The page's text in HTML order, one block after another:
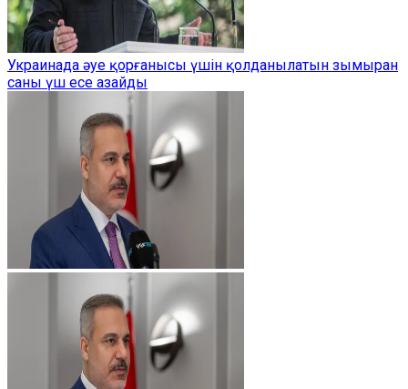
Украинада әуе қорғанысы үшін қолданылатын зымыран
саны үш есе азайды